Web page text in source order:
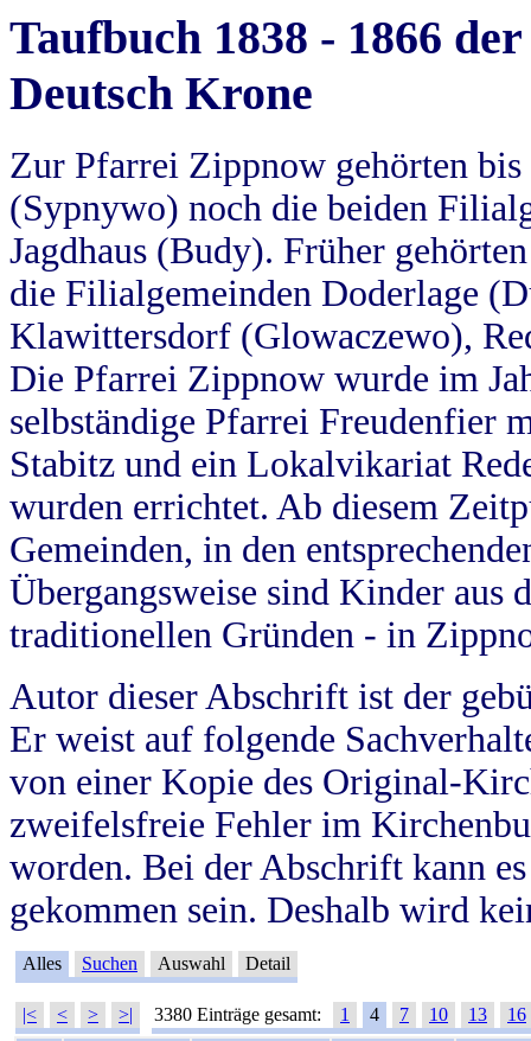
Taufbuch 1838 - 1866
Deutsch Krone
Zur Pfarrei Zippnow gehörten
(Sypnywo) noch die beiden
Jagdhaus (Budy). Früher
die Filialgemeinden Doderlage
Klawittersdorf (Glowaczewo),
Die Pfarrei Zippnow wurde im
selbständige Pfarrei Freudenfier
Stabitz und ein Lokalvikariat
wurden errichtet. Ab diesem
Gemeinden, in den
Übergangsweise sind Kinder aus
traditionellen Gründen - in
Autor dieser Abschrift ist der
Er weist auf folgende
von einer Kopie des Original-
zweifelsfreie Fehler im
worden. Bei der Abschrift kann
gekommen sein. Deshalb wird
Alles Suchen Auswahl Detail
|< < > >| 3380 Einträge gesamt: 1 4 7 10 13
16